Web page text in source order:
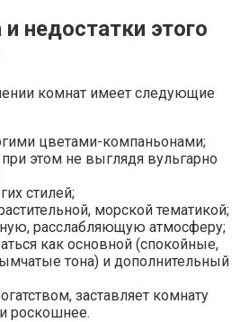
недостатки этого
комнат имеет следующие
цветами-компаньонами;
этом не выглядя вульгарно
стилей;
морской тематикой;
расслабляющую атмосферу;
как основной (спокойные,
тона) и дополнительный
заставляет комнату
роскошнее.